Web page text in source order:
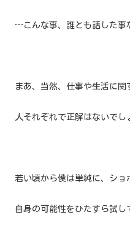
…こんな事、誰とも話した
まあ、当然、仕事や生活に関
人それぞれで正解はないでし
若い頃から僕は単純に、ショ
自身の可能性をひたすら試し